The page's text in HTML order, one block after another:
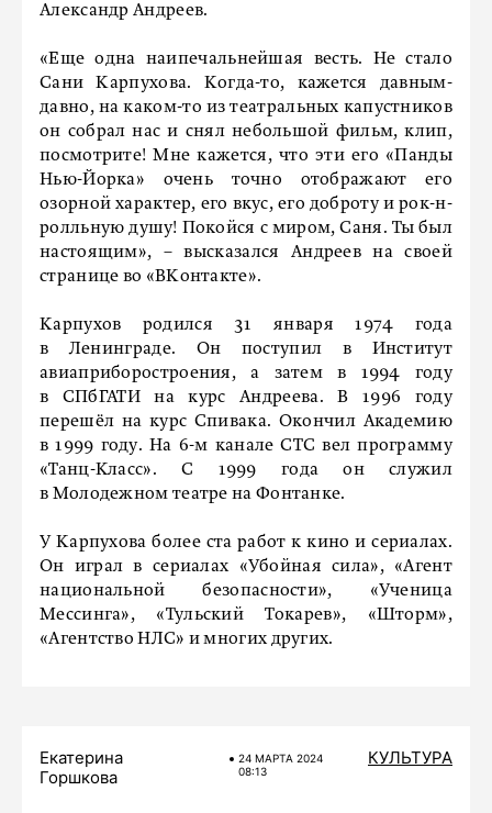
Александр Андреев.
«Еще одна наипечальнейшая весть. Не стало
Сани Карпухова. Когда-то, кажется давным-
давно, на каком-то из театральных капустников
он собрал нас и снял небольшой фильм, клип,
посмотрите! Мне кажется, что эти его «Панды
Нью-Йорка» очень точно отображают его
озорной характер, его вкус, его доброту и рок-н-
ролльную душу! Покойся с миром, Саня. Ты был
настоящим», – высказался Андреев на своей
странице во «ВКонтакте».
Карпухов родился 31 января 1974 года
в Ленинграде. Он поступил в Институт
авиаприборостроения, а затем в 1994 году
в СПбГАТИ на курс Андреева. В 1996 году
перешёл на курс Спивака. Окончил Академию
в 1999 году. На 6-м канале СТС вел программу
«Танц-Класс». С 1999 года он служил
в Молодежном театре на Фонтанке.
У Карпухова более ста работ к кино и сериалах.
Он играл в сериалах «Убойная сила», «Агент
национальной безопасности», «Ученица
Мессинга», «Тульский Токарев», «Шторм»,
«Агентство НЛС» и многих других.
Екатерина
Горшкова
24 МАРТA 2024
08:13
КУЛЬТУРА